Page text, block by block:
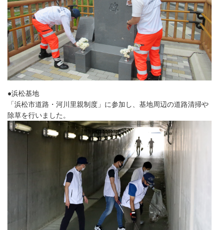
●浜松基地
「浜松市道路・河川里親制度」に参加し、基地周辺の道路清掃や
除草を行いました。